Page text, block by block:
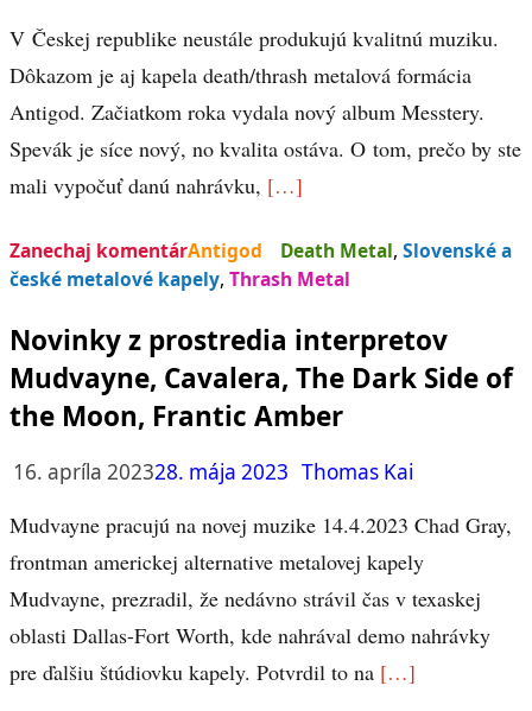
V Českej republike neustále produkujú kvalitnú muziku.
Dôkazom je aj kapela death/thrash metalová formácia
Antigod. Začiatkom roka vydala nový album Messtery.
Spevák je síce nový, no kvalita ostáva. O tom, prečo by ste
mali vypočuť danú nahrávku, […]
Zanechaj komentárAntigod Death Metal, Slovenské a
české metalové kapely, Thrash Metal
Novinky z prostredia interpretov
Mudvayne, Cavalera, The Dark Side of
the Moon, Frantic Amber
16. apríla 202328. mája 2023 Thomas Kai
Mudvayne pracujú na novej muzike 14.4.2023 Chad Gray,
frontman americkej alternative metalovej kapely
Mudvayne, prezradil, že nedávno strávil čas v texaskej
oblasti Dallas-Fort Worth, kde nahrával demo nahrávky
pre ďalšiu štúdiovku kapely. Potvrdil to na […]